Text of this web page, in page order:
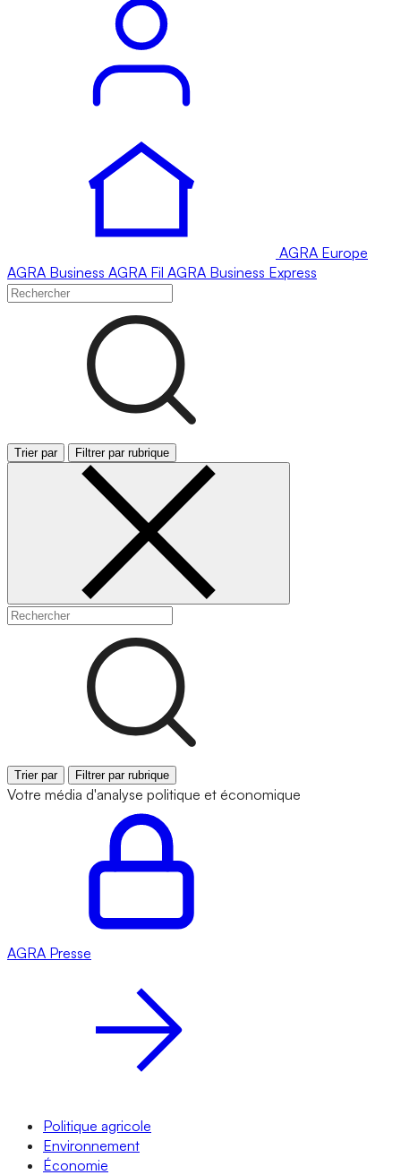
AGRA Europe
AGRA Business AGRA Fil AGRA Business Express
Trier par Filtrer par rubrique
Trier par Filtrer par rubrique
Votre média d'analyse politique et économique
AGRA Presse
Politique agricole
Environnement
Économie